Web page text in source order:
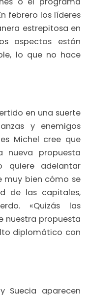
febrero los líderes
estrepitosa en
aspectos están
lo que no hace
en una suerte
y enemigos
Michel cree que
nueva propuesta
quiere adelantar
muy bien cómo se
de las capitales,
«Quizás las
nuestra propuesta
diplomático con
Suecia aparecen